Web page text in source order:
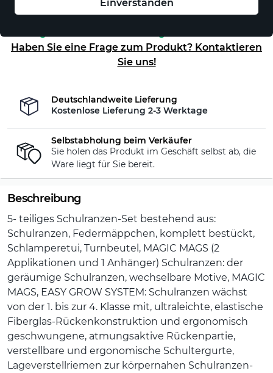
Einverstanden
Haben Sie eine Frage zum Produkt? Kontaktieren
Sie uns!
Deutschlandweite Lieferung
Kostenlose Lieferung 2-3 Werktage
Selbstabholung beim Verkäufer
Sie holen das Produkt im Geschäft selbst ab, die
Ware liegt für Sie bereit.
Beschreibung
5- teiliges Schulranzen-Set bestehend aus:
Schulranzen, Federmäppchen, komplett bestückt,
Schlamperetui, Turnbeutel, MAGIC MAGS (2
Applikationen und 1 Anhänger) Schulranzen: der
geräumige Schulranzen, wechselbare Motive, MAGIC
MAGS, EASY GROW SYSTEM: Schulranzen wächst
von der 1. bis zur 4. Klasse mit, ultraleichte, elastische
Fiberglas-Rückenkonstruktion und ergonomisch
geschwungene, atmungsaktive Rückenpartie,
verstellbare und ergonomische Schultergurte,
Lageverstellriemen zur körpernahen Schulranzen-